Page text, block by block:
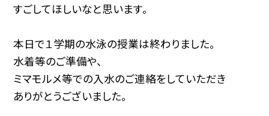
すごしてほしいなと思います。
本日で１学期の水泳の授業は終わりました。
水着等のご準備や、
ミマモルメ等での入水のご連絡をしていただき
ありがとうございました。